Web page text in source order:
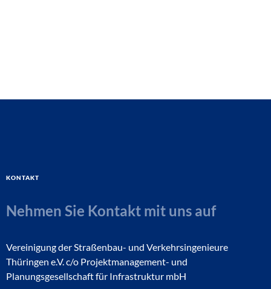
Kontakt
Nehmen Sie Kontakt mit uns auf
Vereinigung der Straßenbau- und Verkehrsingenieure
Thüringen e.V. c/o Projektmanagement- und
Planungsgesellschaft für Infrastruktur mbH